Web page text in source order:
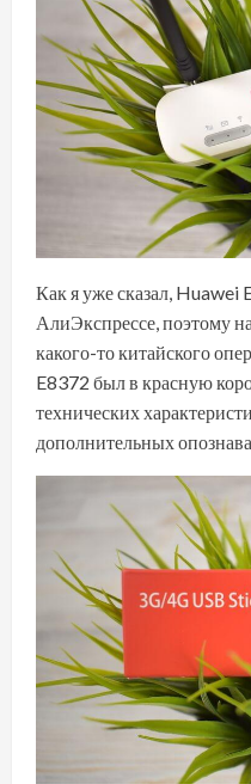
Как я уже сказал, Huawei
АлиЭкспрессе, поэтому
какого-то китайского
E8372 был в красную
технических
дополнительных